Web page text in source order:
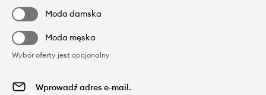
Moda damska
Moda męska
Wybór oferty jest opcjonalny